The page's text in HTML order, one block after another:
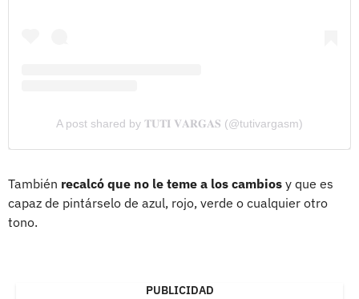
A post shared by 𝐓𝐔𝐓𝐈 𝐕𝐀𝐑𝐆𝐀𝐒 (@tutivargasm)
También recalcó que no le teme a los cambios y que es
capaz de pintárselo de azul, rojo, verde o cualquier otro
tono.
PUBLICIDAD